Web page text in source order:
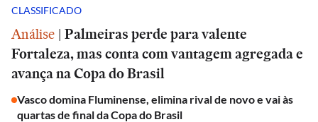
CLASSIFICADO
Análise | Palmeiras perde para valente
Fortaleza, mas conta com vantagem agregada e
avança na Copa do Brasil
Vasco domina Fluminense, elimina rival de novo e vai às
quartas de final da Copa do Brasil